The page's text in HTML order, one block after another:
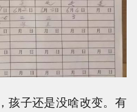
孩子还是没啥改变。有